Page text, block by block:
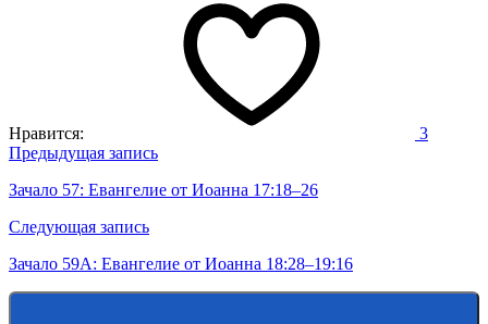
Нравится: 3
Навигация
по
записям
Предыдущая запись
Зачало 57: Евангелие от Иоанна 17:18–26
Следующая запись
Зачало 59А: Евангелие от Иоанна 18:28–19:16